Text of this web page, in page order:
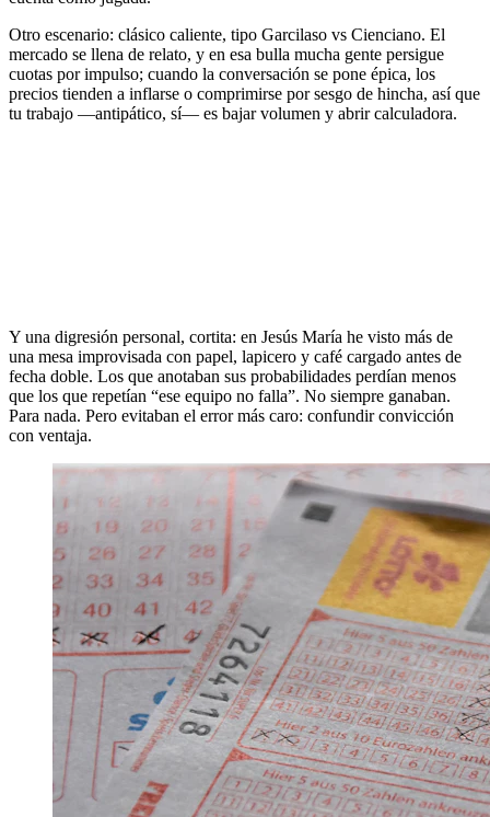
Otro escenario: clásico caliente, tipo Garcilaso vs Cienciano. El
mercado se llena de relato, y en esa bulla mucha gente persigue
cuotas por impulso; cuando la conversación se pone épica, los
precios tienden a inflarse o comprimirse por sesgo de hincha, así que
tu trabajo —antipático, sí— es bajar volumen y abrir calculadora.
Y una digresión personal, cortita: en Jesús María he visto más de
una mesa improvisada con papel, lapicero y café cargado antes de
fecha doble. Los que anotaban sus probabilidades perdían menos
que los que repetían “ese equipo no falla”. No siempre ganaban.
Para nada. Pero evitaban el error más caro: confundir convicción
con ventaja.